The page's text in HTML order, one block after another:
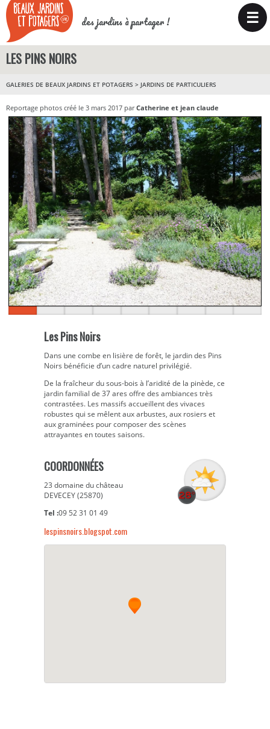
des jardins à partager ! ☰
LES PINS NOIRS
GALERIES DE BEAUX JARDINS ET POTAGERS > JARDINS DE PARTICULIERS
Reportage photos créé le 3 mars 2017 parCatherine et jean claude
Les Pins Noirs
Dans une combe en lisière de forêt, le jardin des Pins
Noirs bénéficie d’un cadre naturel privilégié.
De la fraîcheur du sous-bois à l’aridité de la pinède, ce
jardin familial de 37 ares offre des ambiances très
contrastées. Les massifs accueillent des vivaces
robustes qui se mêlent aux arbustes, aux rosiers et
aux graminées pour composer des scènes
attrayantes en toutes saisons.
COORDONNÉES
23 domaine du château
DEVECEY (25870)
Tel :09 52 31 01 49
lespinsnoirs.blogspot.com